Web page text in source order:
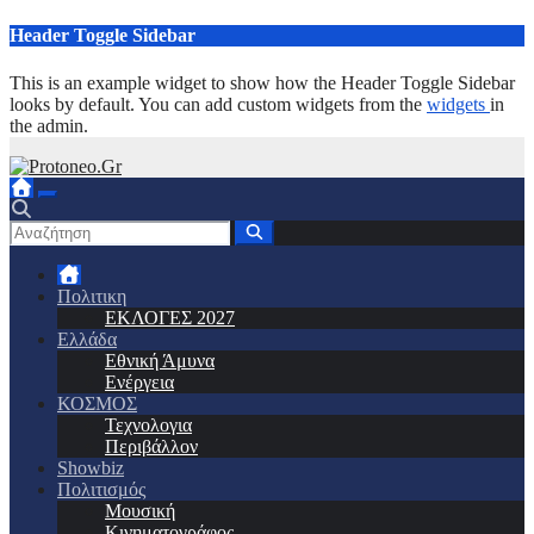
Μετάβαση
περιεχόμενο
Header Toggle Sidebar
This is an example widget to show how the Header Toggle Sidebar
looks by default. You can add custom widgets from the widgets in
the admin.
Πολιτικη
ΕΚΛΟΓΕΣ 2027
Ελλάδα
Εθνική Άμυνα
Ενέργεια
ΚΟΣΜΟΣ
Τεχνολογια
Περιβάλλον
Showbiz
Πολιτισμός
Μουσική